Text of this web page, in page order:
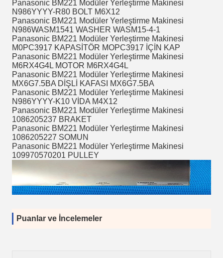
Panasonic BM221 Modüler Yerleştirme Makinesi
N986YYYY-R80 BOLT M6X12
Panasonic BM221 Modüler Yerleştirme Makinesi
N986WASM1541 WASHER WASM15-4-1
Panasonic BM221 Modüler Yerleştirme Makinesi
M0PC3917 KAPASİTÖR MOPC3917 İÇİN KAP
Panasonic BM221 Modüler Yerleştirme Makinesi
M6RX4G4L MOTOR M6RX4G4L
Panasonic BM221 Modüler Yerleştirme Makinesi
MX6G7.5BA DİŞLİ KAFASI MX6G7.5BA
Panasonic BM221 Modüler Yerleştirme Makinesi
N986YYYY-K10 VİDA M4X12
Panasonic BM221 Modüler Yerleştirme Makinesi
1086205237 BRAKET
Panasonic BM221 Modüler Yerleştirme Makinesi
1086205227 SOMUN
Panasonic BM221 Modüler Yerleştirme Makinesi
109970570201 PULLEY
Puanlar ve İncelemeler